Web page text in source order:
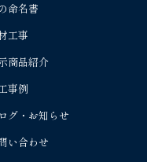
命名書
工事
商品紹介
事例
グ・お知らせ
い合わせ